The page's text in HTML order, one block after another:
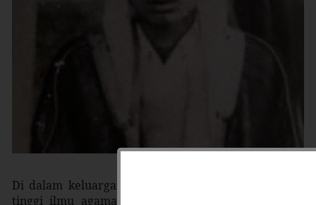
Di dalam keluarganya yang shaleh dan menjunjung
tinggi ilmu agama itulah Syekh Ali tumbuh besar,